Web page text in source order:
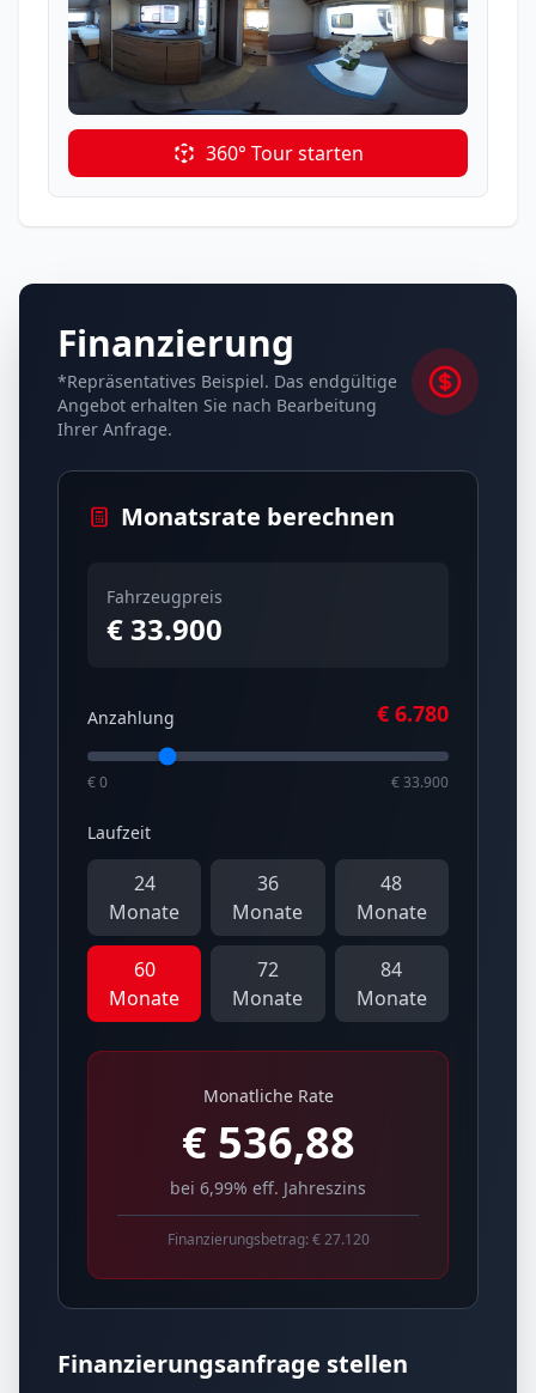
360° Tour starten
Finanzierung
*Repräsentatives Beispiel. Das endgültige
Angebot erhalten Sie nach Bearbeitung
Ihrer Anfrage.
Monatsrate berechnen
Fahrzeugpreis
€ 33.900
Anzahlung € 6.780
€ 0 € 33.900
Laufzeit
24
Monate
36
Monate
48
Monate
60
Monate
72
Monate
84
Monate
Monatliche Rate
€ 536,88
bei 6,99% eff. Jahreszins
Finanzierungsbetrag: €27.120
Finanzierungsanfrage stellen